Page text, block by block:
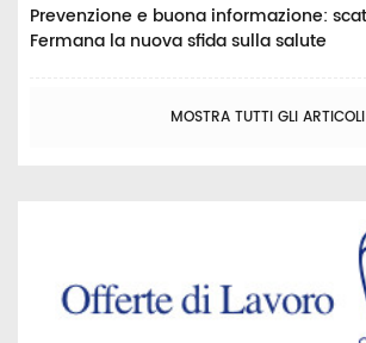
Prevenzione e buona informazione:
Fermana la nuova sfida sulla salute
MOSTRA TUTTI GLI ARTICOLI